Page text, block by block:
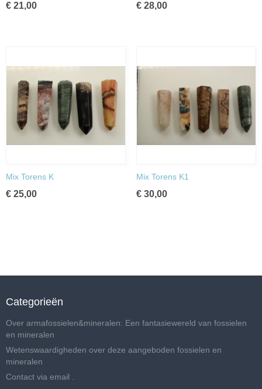
€ 21,00 € 28,00
Mix Torens K
€ 25,00
Mix Torens K1
€ 30,00
Categorieën
Over armafossielen&mineralen: Een fantasiewereld van fossielen
en mineralen
Wetenswaardigheden over deze aangeboden fossielen en
mineralen
Contact via email .